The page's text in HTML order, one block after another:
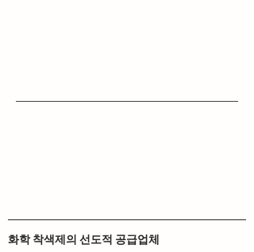
화학 착색제의 선도적 공급업체